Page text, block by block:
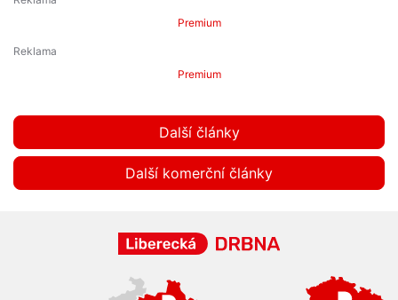
Premium
Premium
Další články
Další komerční články